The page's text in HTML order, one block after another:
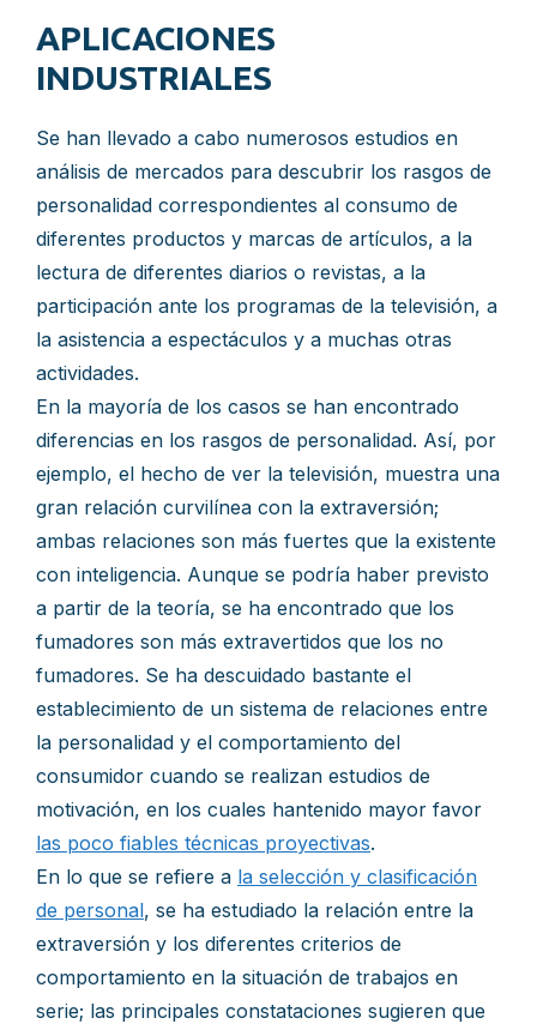
APLICACIONES
INDUSTRIALES
Se han llevado a cabo numerosos estudios en
análisis de mercados para descubrir los rasgos de
personalidad correspondientes al consumo de
diferentes productos y marcas de artículos, a la
lectura de diferentes diarios o revistas, a la
participación ante los programas de la televisión, a
la asistencia a espectáculos y a muchas otras
actividades.
En la mayoría de los casos se han encontrado
diferencias en los rasgos de personalidad. Así, por
ejemplo, el hecho de ver la televisión, muestra una
gran relación curvilínea con la extraversión;
ambas relaciones son más fuertes que la existente
con inteligencia. Aunque se podría haber previsto
a partir de la teoría, se ha encontrado que los
fumadores son más extravertidos que los no
fumadores. Se ha descuidado bastante el
establecimiento de un sistema de relaciones entre
la personalidad y el comportamiento del
consumidor cuando se realizan estudios de
motivación, en los cuales hantenido mayor favor
las poco fiables técnicas proyectivas.
En lo que se refiere a la selección y clasificación
de personal, se ha estudiado la relación entre la
extraversión y los diferentes criterios de
comportamiento en la situación de trabajos en
serie; las principales constataciones sugieren que